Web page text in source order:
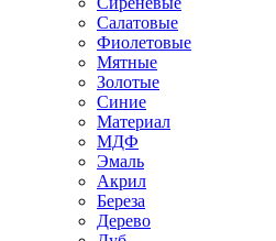
Салатовые
Фиолетовые
Мятные
Золотые
Синие
Материал
МДФ
Эмаль
Акрил
Береза
Дерево